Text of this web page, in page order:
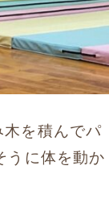
を積んでパ
うに体を動か